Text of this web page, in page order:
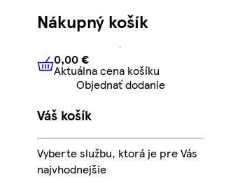
Nákupný košík
0,00 € Aktuálna cena košíku
0,00 €
Aktuálna cena košíku
Objednať dodanie
Váš košík
Vyberte službu, ktorá je pre Vás
najvhodnejšie